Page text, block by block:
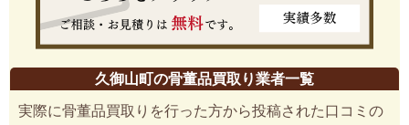
久御山町の骨董品買取り業者一覧
実際に骨董品買取りを行った方から投稿された口コミの